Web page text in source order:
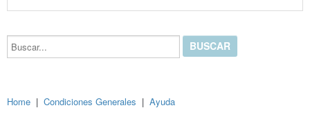
Buscar...
Home | Condiciones Generales | Ayuda